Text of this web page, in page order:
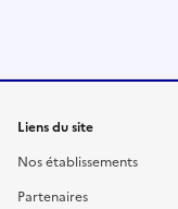
Liens du site
Nos établissements
Partenaires